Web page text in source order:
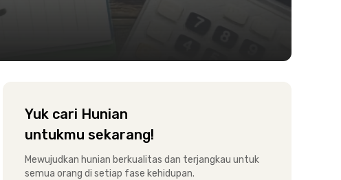
Yuk cari Hunian
untukmu sekarang!
Mewujudkan hunian berkualitas dan terjangkau untuk
semua orang di setiap fase kehidupan.